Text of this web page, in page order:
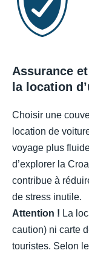
Assurance
la location
Choisir une
location de
voyage plus
d’explorer la
contribue à
de stress inutile.
Attention ! La
caution) ni carte
touristes. Selon